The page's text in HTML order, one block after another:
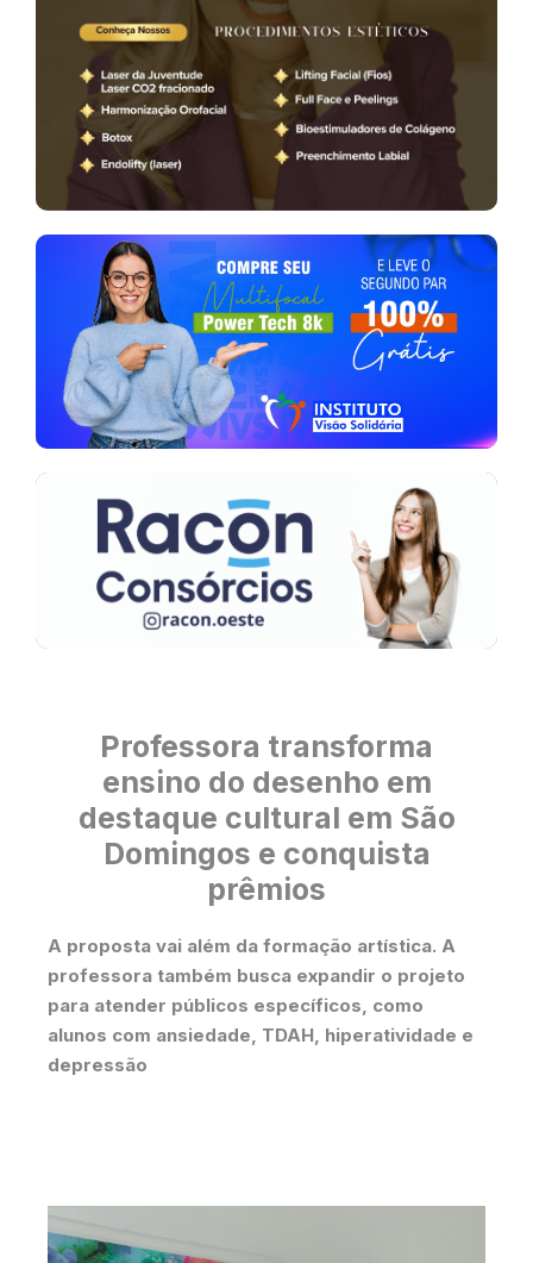
Professora transforma
ensino do desenho em
destaque cultural em São
Domingos e conquista
prêmios
A proposta vai além da formação artística. A
professora também busca expandir o projeto
para atender públicos específicos, como
alunos com ansiedade, TDAH, hiperatividade e
depressão